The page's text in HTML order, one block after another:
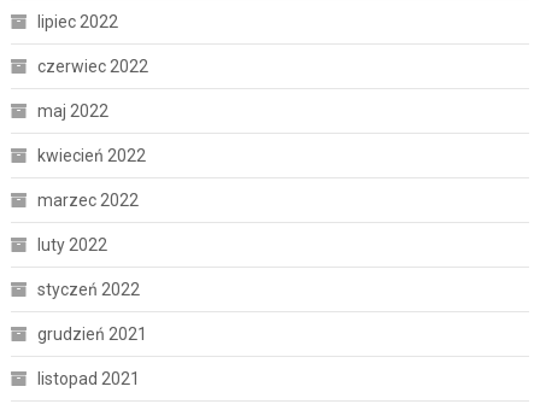
lipiec 2022
czerwiec 2022
maj 2022
kwiecień 2022
marzec 2022
luty 2022
styczeń 2022
grudzień 2021
listopad 2021